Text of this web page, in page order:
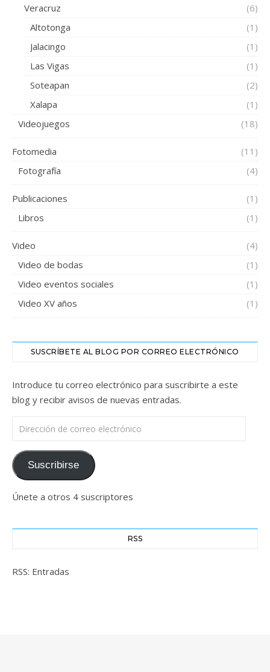
Veracruz
(6)
Altotonga
(1)
Jalacingo
(1)
Las Vigas
(1)
Soteapan
(2)
Xalapa
(1)
Videojuegos
(18)
Fotomedia
(11)
Fotografía
(4)
Publicaciones
(1)
Libros
(1)
Video
(4)
Video de bodas
(1)
Video eventos sociales
(1)
Video XV años
(1)
SUSCRÍBETE AL BLOG POR CORREO ELECTRÓNICO
Introduce tu correo electrónico para suscribirte a este
blog y recibir avisos de nuevas entradas.
Dirección de correo electrónico
Suscribirse
Únete a otros 4 suscriptores
RSS
RSS: Entradas